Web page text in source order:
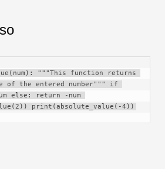
"""This function returns
of the entered number""" if
else: return -num
print(absolute_value(-4))